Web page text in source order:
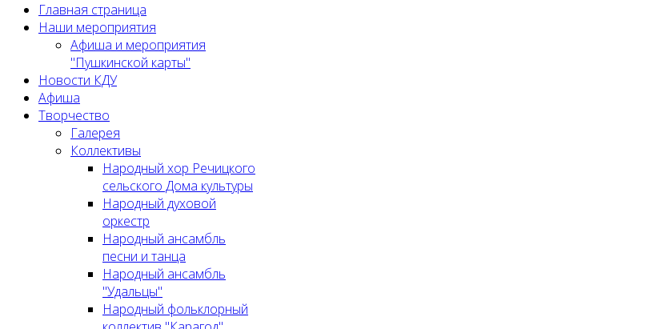
Главная страница
Наши мероприятия
Афиша и мероприятия
"Пушкинской карты"
Новости КДУ
Афиша
Творчество
Галерея
Коллективы
Народный хор Речицкого
сельского Дома культуры
Народный духовой
оркестр
Народный ансамбль
песни и танца
Народный ансамбль
"Удальцы"
Народный фольклорный